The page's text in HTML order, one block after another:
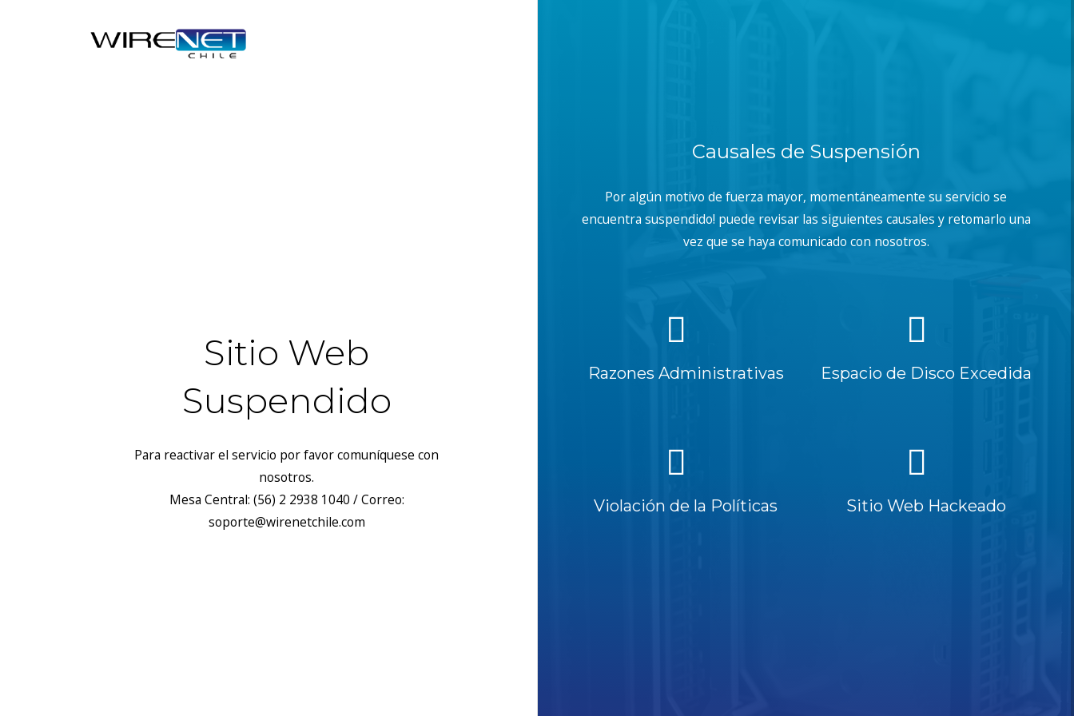
Sitio Web
Suspendido
Para reactivar el servicio por favor comuníquese con
nosotros.
Mesa Central: (56) 2 2938 1040 / Correo:
soporte@wirenetchile.com
Causales de Suspensión
Por algún motivo de fuerza mayor, momentáneamente su servicio se
encuentra suspendido! puede revisar las siguientes causales y retomarlo una
vez que se haya comunicado con nosotros.
Razones Administrativas Espacio de Disco Excedida
Violación de la Políticas Sitio Web Hackeado